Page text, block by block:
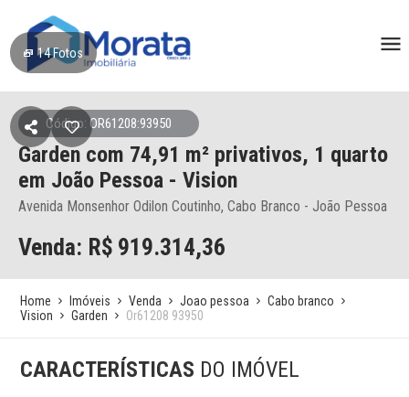
14Fotos
Código: OR61208:93950
Garden com 74,91 m² privativos, 1 quarto
em João Pessoa - Vision
Avenida Monsenhor Odilon Coutinho, Cabo Branco - João Pessoa
Venda: R$ 919.314,36
Home Imóveis Venda Joao pessoa
Cabo branco
Vision
Garden Or61208 93950
CARACTERÍSTICAS DO IMÓVEL